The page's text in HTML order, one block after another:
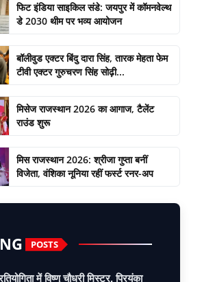
फिट इंडिया साइकिल संडे: जयपुर में कॉमनवेल्थ
डे 2030 थीम पर भव्य आयोजन
बॉलीवुड एक्टर बिंदु दारा सिंह, तारक मेहता फेम
टीवी एक्टर गुरुचरण सिंह सोढ़ी...
मिसेज राजस्थान 2026 का आगाज, टैलेंट
राउंड शुरू
मिस राजस्थान 2026: श्रीजा गुप्ता बनीं
विजेता, वंशिका नूनिया रहीं फर्स्ट रनर-अप
POSTS
में विष्णु चौधरी मिस्टर, प्रियंका